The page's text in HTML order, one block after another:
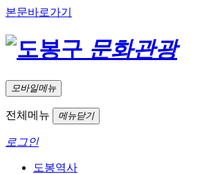
본문바로가기
문화관광
모바일메뉴
전체메뉴 메뉴닫기
로그인
도봉역사